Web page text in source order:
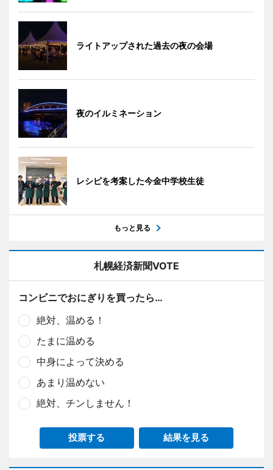
ライトアップされた過去の夜の会場
夜のイルミネーション
レシピを考案した今金中学校生徒
もっと見る
札幌経済新聞VOTE
コンビニでおにぎりを買ったら…
絶対、温める！
たまに温める
中身によって決める
あまり温めない
絶対、チンしません！
投票する 結果を見る